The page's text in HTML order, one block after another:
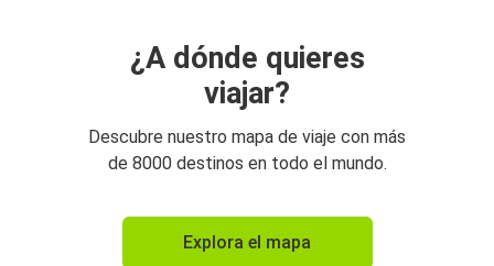
¿A dónde quieres
viajar?
Descubre nuestro mapa de viaje con más
de 8000 destinos en todo el mundo.
Explora el mapa